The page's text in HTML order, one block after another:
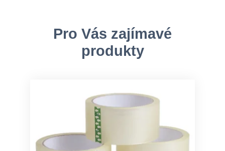
Pro Vás zajímavé
produkty